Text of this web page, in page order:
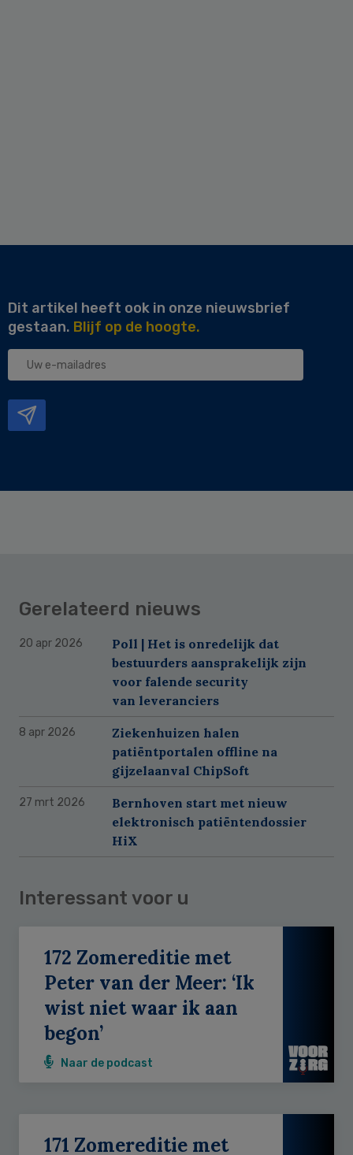
Dit artikel heeft ook in onze nieuwsbrief
gestaan. Blijf op de hoogte.
Uw
Gerelateerd nieuws
20 apr 2026
Poll | Het is onredelijk dat
bestuurders aansprakelijk zijn
voor falende security
van leveranciers
8 apr 2026
Ziekenhuizen halen
patiëntportalen offline na
gijzelaanval ChipSoft
27 mrt 2026
Bernhoven start met nieuw
elektronisch patiëntendossier
HiX
Interessant voor u
172 Zomereditie met
Peter van der Meer: ‘Ik
wist niet waar ik aan
begon’
Naar de podcast
171 Zomereditie met